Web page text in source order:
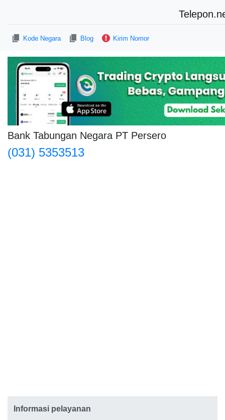
Kode Negara Blog Kirim Nomor
Bank Tabungan Negara PT Persero
(031) 5353513
Informasi pelayanan